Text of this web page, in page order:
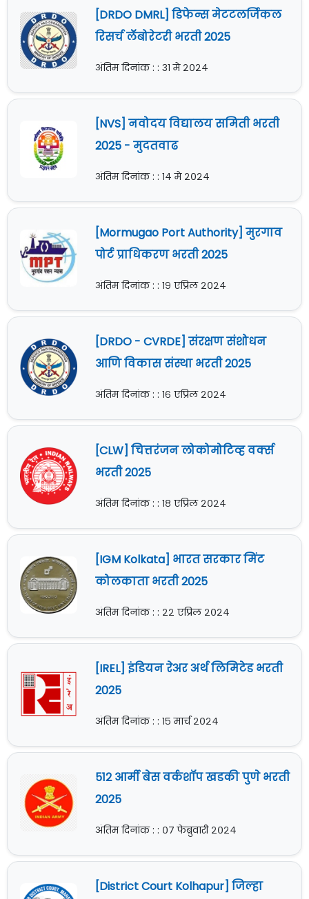
[DRDO DMRL] डिफेन्स मेटटलर्जिकल
रिसर्च लॅबोरेटरी भरती 2025
अंतिम दिनांक : : ३१ मे २०२४
[NVS] नवोदय विद्यालय समिती भरती
2025 - मुदतवाढ
अंतिम दिनांक : : १४ मे २०२४
[Mormugao Port Authority] मुरगाव
पोर्ट प्राधिकरण भरती 2025
अंतिम दिनांक : : १९ एप्रिल २०२४
[DRDO - CVRDE] संरक्षण संशोधन
आणि विकास संस्था भरती 2025
अंतिम दिनांक : : १६ एप्रिल २०२४
[CLW] चित्तरंजन लोकोमोटिव्ह वर्क्स
भरती 2025
अंतिम दिनांक : : १८ एप्रिल २०२४
[IGM Kolkata] भारत सरकार मिंट
कोलकाता भरती 2025
अंतिम दिनांक : : २२ एप्रिल २०२४
[IREL] इंडियन रेअर अर्थ लिमिटेड भरती
2025
अंतिम दिनांक : : १५ मार्च २०२४
512 आर्मी बेस वर्कशॉप खडकी पुणे भरती
2025
अंतिम दिनांक : : ०७ फेब्रुवारी २०२४
[District Court Kolhapur] जिल्हा